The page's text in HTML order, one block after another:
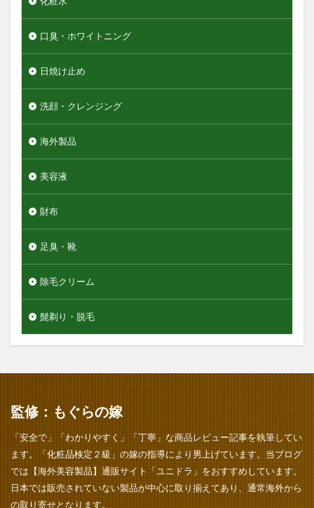
口臭・ホワイトニング
日焼け止め
洗顔・クレンジング
海外製品
美容液
財布
足臭・靴
除毛クリーム
髭剃り・脱毛
監修：もぐらの嫁
「安全で」「わかりやすく」「丁寧」な商品レビュー記事を執筆してい
ます。「化粧品検定２級」の嫁の指導により男上げています。当ブログ
では【海外美容製品】通販サイト「ユニドラ」をおすすめしています。
日本では販売されていない製品が中心に取り揃えてあり、通常海外から
の取り寄せとなります。